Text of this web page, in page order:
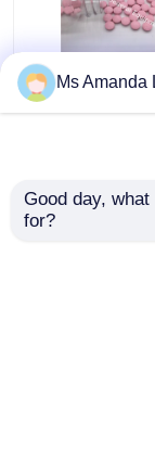
Diş Sağlığı
Kemik
Çiğnenebilir D
En iyi
Ms Amanda
Good day,
for?